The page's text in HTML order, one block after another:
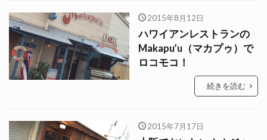
2015年8月12日
ハワイアンレストランの
Makapu’u（マカプゥ）で
ロコモコ！
続きを読む
2015年7月17日